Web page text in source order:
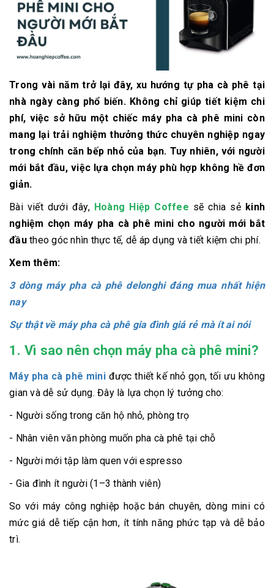
Trong vài năm trở lại đây, xu hướng tự pha cà phê tại
nhà ngày càng phổ biến. Không chỉ giúp tiết kiệm chi
phí, việc sở hữu một chiếc máy pha cà phê mini còn
mang lại trải nghiệm thưởng thức chuyên nghiệp ngay
trong chính căn bếp nhỏ của bạn. Tuy nhiên, với người
mới bắt đầu, việc lựa chọn máy phù hợp không hề đơn
giản.
Bài viết dưới đây, Hoàng Hiệp Coffee sẽ chia sẻ kinh
nghiệm chọn máy pha cà phê mini cho người mới bắt
đầutheo góc nhìn thực tế, dễ áp dụng và tiết kiệm chi phí.
Xem thêm:
3 dòng máy pha cà phê delonghi đáng mua nhất hiện
nay
Sự thật về máy pha cà phê gia đình giá rẻ mà ít ai nói
1. Vì sao nên chọn máy pha cà phê mini?
Máy pha cà phê miniđược thiết kế nhỏ gọn, tối ưu không
gian và dễ sử dụng. Đây là lựa chọn lý tưởng cho:
- Người sống trong căn hộ nhỏ, phòng trọ
- Nhân viên văn phòng muốn pha cà phê tại chỗ
- Người mới tập làm quen với espresso
- Gia đình ít người (1–3 thành viên)
So với máy công nghiệp hoặc bán chuyên, dòng mini có
mức giá dễ tiếp cận hơn, ít tính năng phức tạp và dễ bảo
trì.